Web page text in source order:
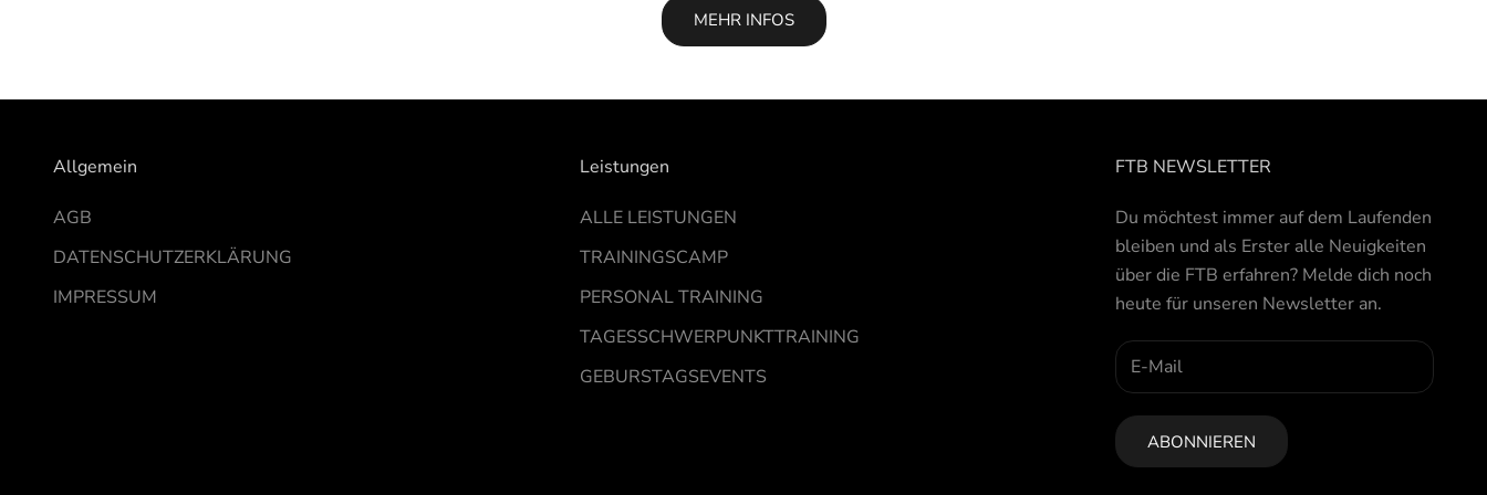
MEHR INFOS
Allgemein
AGB
DATENSCHUTZERKLÄRUNG
IMPRESSUM
Leistungen
ALLE LEISTUNGEN
TRAININGSCAMP
PERSONAL TRAINING
TAGESSCHWERPUNKTTRAINING
GEBURSTAGSEVENTS
FTB NEWSLETTER
Du möchtest immer auf dem Laufenden
bleiben und als Erster alle Neuigkeiten
über die FTB erfahren? Melde dich noch
heute für unseren Newsletter an.
ABONNIEREN